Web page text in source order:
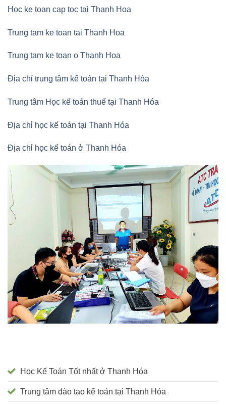
Hoc ke toan cap toc tai Thanh Hoa
Trung tam ke toan tai Thanh Hoa
Trung tam ke toan o Thanh Hoa
Địa chỉ trung tâm kế toán tại Thanh Hóa
Trung tâm Học kế toán thuế tại Thanh Hóa
Địa chỉ học kế toán tại Thanh Hóa
Địa chỉ học kế toán ở Thanh Hóa
Học Kế Toán Tốt nhất ở Thanh Hóa
Trung tâm đào tạo kế toán tại Thanh Hóa